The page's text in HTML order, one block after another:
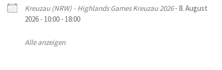
Kreuzau (NRW) - Highlands Games Kreuzau 2026- 8. August
2026 - 10:00 - 18:00
Alle anzeigen